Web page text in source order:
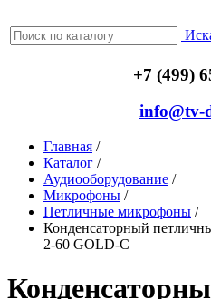
+7 (499)
info@tv-
Главная /
Каталог /
Аудиооборудование /
Микрофоны /
Петличные микрофоны /
Конденсаторный
2-60 GOLD-C